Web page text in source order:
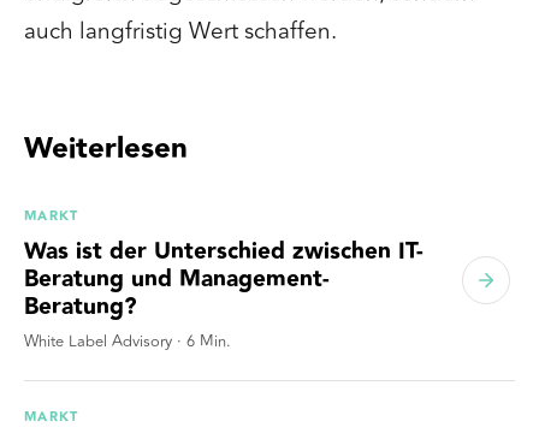
auch langfristig Wert schaffen.
Weiterlesen
MARKT
Was ist der Unterschied zwischen IT-
Beratung und Management-
Beratung?
White Label Advisory · 6 Min.
MARKT